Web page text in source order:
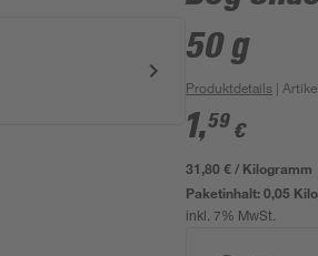
50 g
Produktdetails |
1,59 €
31,80 € / Kilogramm
Paketinhalt:0,05
inkl. 7% MwSt.